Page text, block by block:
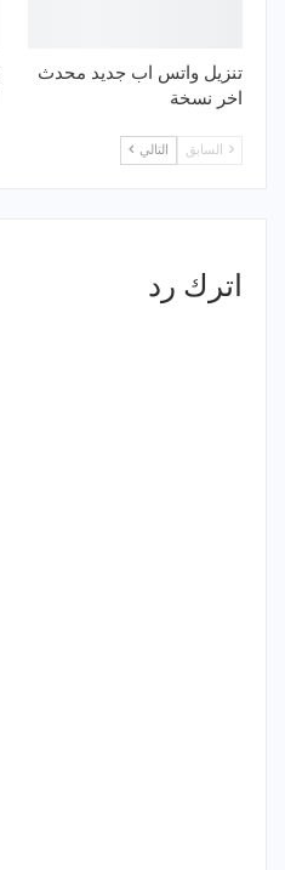
تنزيل واتس اب جديد محدث
اخر نسخة
السابق التالي
اترك رد